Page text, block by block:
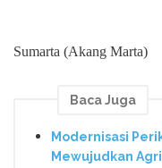
Sumarta (Akang Marta)
Baca Juga
Modernisasi
Mewujudkan